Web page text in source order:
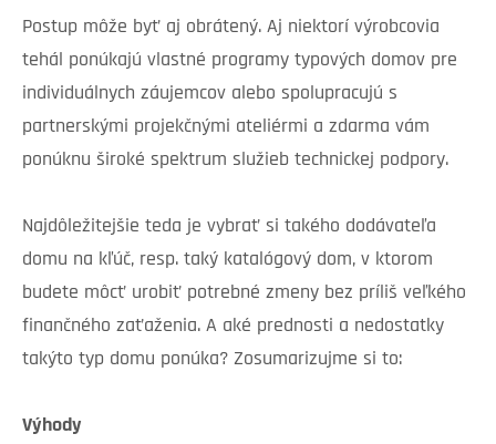
Postup môže byť aj obrátený. Aj niektorí výrobcovia
tehál ponúkajú vlastné programy typových domov pre
individuálnych záujemcov alebo spolupracujú s
partnerskými projekčnými ateliérmi a zdarma vám
ponúknu široké spektrum služieb technickej podpory.
Najdôležitejšie teda je vybrať si takého dodávateľa
domu na kľúč, resp. taký katalógový dom, v ktorom
budete môcť urobiť potrebné zmeny bez príliš veľkého
finančného zaťaženia. A aké prednosti a nedostatky
takýto typ domu ponúka? Zosumarizujme si to:
Výhody